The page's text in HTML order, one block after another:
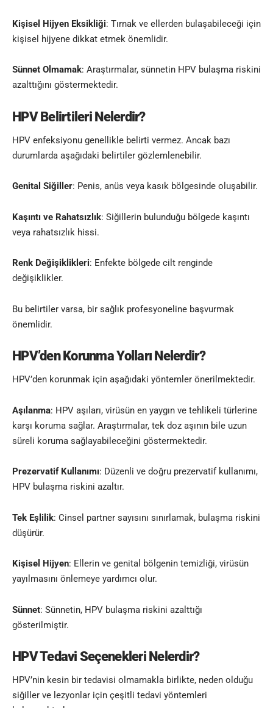
Kişisel Hijyen Eksikliği: Tırnak ve ellerden bulaşabileceği için
kişisel hijyene dikkat etmek önemlidir.
Sünnet Olmamak: Araştırmalar, sünnetin HPV bulaşma riskini
azalttığını göstermektedir.
HPV Belirtileri Nelerdir?
HPV enfeksiyonu genellikle belirti vermez. Ancak bazı
durumlarda aşağıdaki belirtiler gözlemlenebilir.
Genital Siğiller: Penis, anüs veya kasık bölgesinde oluşabilir.
Kaşıntı ve Rahatsızlık: Siğillerin bulunduğu bölgede kaşıntı
veya rahatsızlık hissi.
Renk Değişiklikleri: Enfekte bölgede cilt renginde
değişiklikler.
Bu belirtiler varsa, bir sağlık profesyoneline başvurmak
önemlidir.
HPV’den Korunma Yolları Nelerdir?
HPV’den korunmak için aşağıdaki yöntemler önerilmektedir.
Aşılanma: HPV aşıları, virüsün en yaygın ve tehlikeli türlerine
karşı koruma sağlar. Araştırmalar, tek doz aşının bile uzun
süreli koruma sağlayabileceğini göstermektedir.
Prezervatif Kullanımı: Düzenli ve doğru prezervatif kullanımı,
HPV bulaşma riskini azaltır.
Tek Eşlilik: Cinsel partner sayısını sınırlamak, bulaşma riskini
düşürür.
Kişisel Hijyen: Ellerin ve genital bölgenin temizliği, virüsün
yayılmasını önlemeye yardımcı olur.
Sünnet: Sünnetin, HPV bulaşma riskini azalttığı
gösterilmiştir.
HPV Tedavi Seçenekleri Nelerdir?
HPV’nin kesin bir tedavisi olmamakla birlikte, neden olduğu
siğiller ve lezyonlar için çeşitli tedavi yöntemleri